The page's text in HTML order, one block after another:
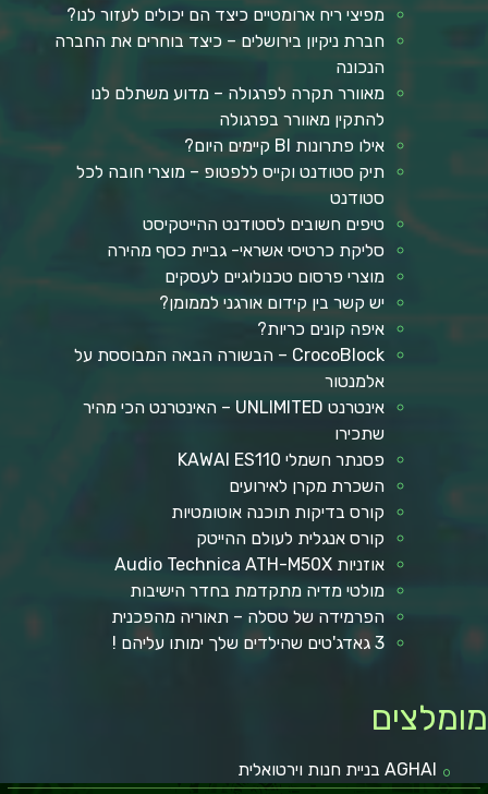
מפיצי ריח ארומטיים כיצד הם יכולים לעזור לנו?
חברת ניקיון בירושלים – כיצד בוחרים את החברה
הנכונה
מאוורר תקרה לפרגולה – מדוע משתלם לנו
להתקין מאוורר בפרגולה
אילו פתרונות BI קיימים היום?
תיק סטודנט וקייס ללפטופ – מוצרי חובה לכל
סטודנט
טיפים חשובים לסטודנט ההייטקיסט
סליקת כרטיסי אשראי- גביית כסף מהירה
מוצרי פרסום טכנולוגיים לעסקים
יש קשר בין קידום אורגני לממומן?
איפה קונים כריות?
CrocoBlock – הבשורה הבאה המבוססת על
אלמנטור
אינטרנט UNLIMITED – האינטרנט הכי מהיר
שתכירו
פסנתר חשמלי KAWAI ES110
השכרת מקרן לאירועים
קורס בדיקות תוכנה אוטומטיות
קורס אנגלית לעולם ההייטק
אוזניות Audio Technica ATH-M50X
מולטי מדיה מתקדמת בחדר הישיבות
הפרמידה של טסלה – תאוריה מהפכנית
3 גאדג'טים שהילדים שלך ימותו עליהם !
AGHAI בניית חנות וירטואלית